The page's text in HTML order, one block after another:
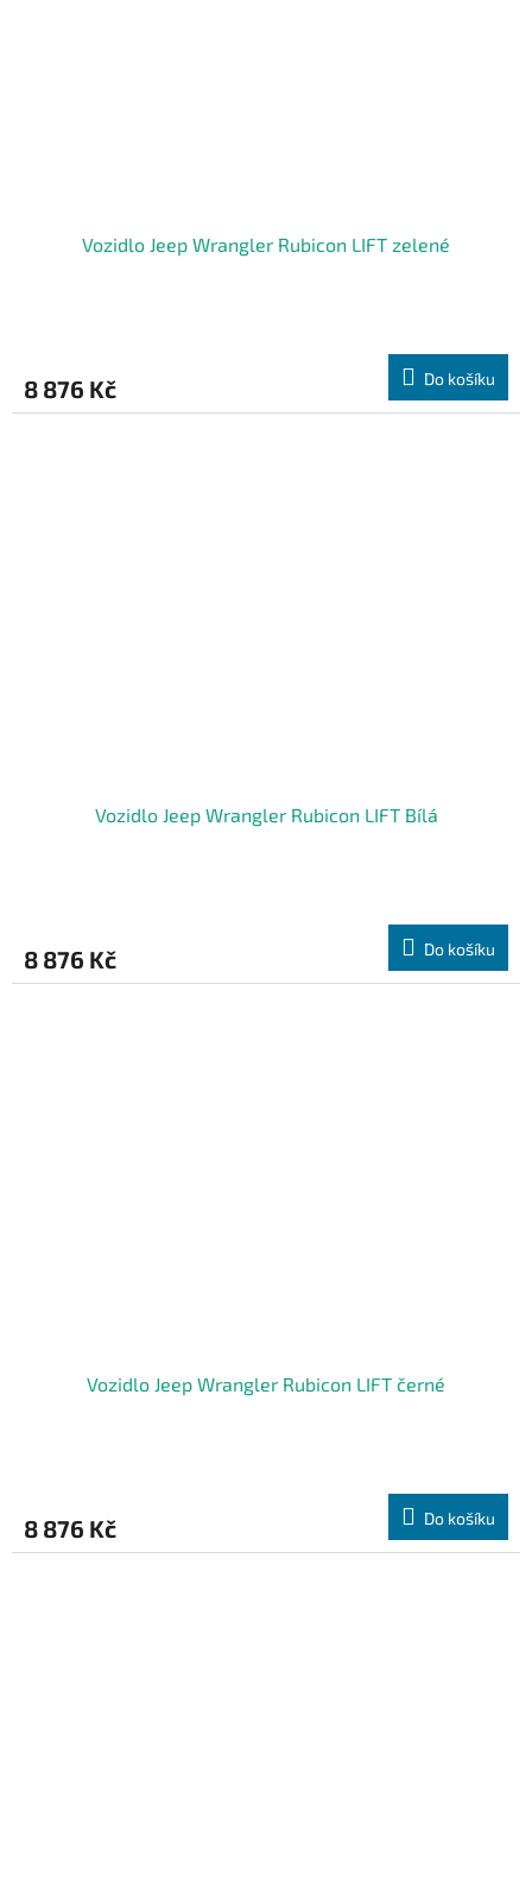
Vozidlo Jeep Wrangler Rubicon LIFT zelené
8 876 Kč Do košíku
Vozidlo Jeep Wrangler Rubicon LIFT Bílá
8 876 Kč Do košíku
Vozidlo Jeep Wrangler Rubicon LIFT černé
8 876 Kč Do košíku